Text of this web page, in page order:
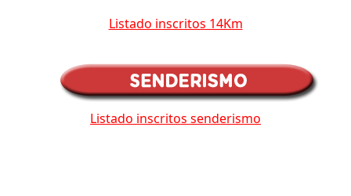
Listado inscritos 14Km
Listado inscritos senderismo